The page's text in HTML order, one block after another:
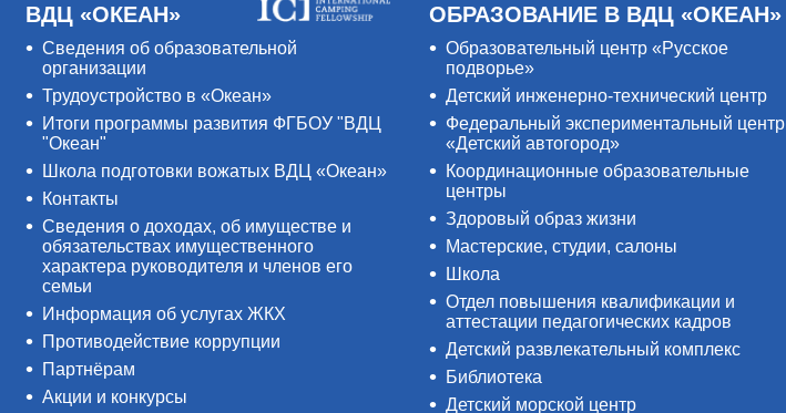
ВДЦ «ОКЕАН»
Сведения об образовательной
организации
Трудоустройство в «Океан»
Итоги программы развития ФГБОУ "ВДЦ
"Океан"
Школа подготовки вожатых ВДЦ «Океан»
Контакты
Сведения о доходах, об имуществе и
обязательствах имущественного
характера руководителя и членов его
семьи
Информация об услугах ЖКХ
Противодействие коррупции
Партнёрам
Акции и конкурсы
ОБРАЗОВАНИЕ В ВДЦ «ОКЕАН»
Образовательный центр «Русское
подворье»
Детский инженерно-технический центр
Федеральный экспериментальный центр
«Детский автогород»
Координационные образовательные
центры
Здоровый образ жизни
Мастерские, студии, салоны
Школа
Отдел повышения квалификации и
аттестации педагогических кадров
Детский развлекательный комплекс
Библиотека
Детский морской центр